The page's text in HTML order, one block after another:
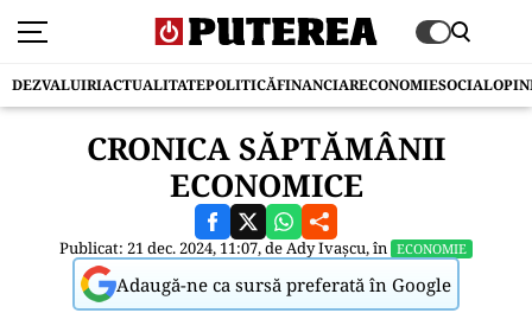
DEZVALUIRIACTUALITATEPOLITICĂFINANCIARECONOMIESOCIAL
CRONICA SĂPTĂMÂNII
ECONOMICE
Publicat: 21 dec. 2024, 11:07, deAdy Ivașcu, în ECONOMIE
Adaugă-ne ca sursă preferată în Google